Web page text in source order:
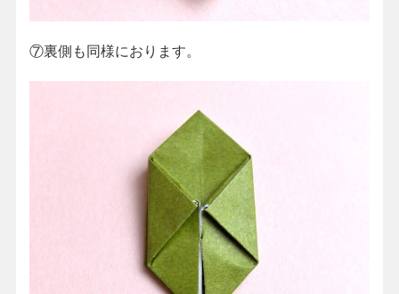
⑦裏側も同様におります。